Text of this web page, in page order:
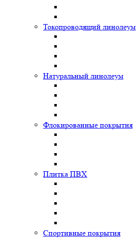
Токопроводящий линолеум
Натуральный линолеум
Флокированные покрытия
Плитка ПВХ
Спортивные покрытия